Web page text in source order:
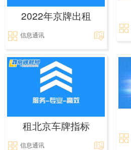
2022年京牌出租
信息通讯
租北京车牌指标
信息通讯